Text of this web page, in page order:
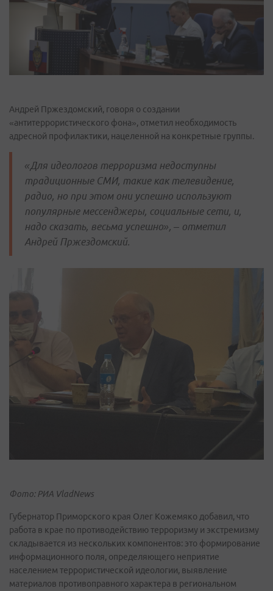
Андрей Пржездомский, говоря о создании
«антитеррористического фона», отметил необходимость
адресной профилактики, нацеленной на конкретные группы.
«Для идеологов терроризма недоступны
традиционные СМИ, такие как телевидение,
радио, но при этом они успешно используют
популярные мессенджеры, социальные сети, и,
надо сказать, весьма успешно», – отметил
Андрей Пржездомский.
Фото: РИА VladNews
Губернатор Приморского края Олег Кожемяко добавил, что
работа в крае по противодействию терроризму и экстремизму
складывается из нескольких компонентов: это формирование
информационного поля, определяющего неприятие
населением террористической идеологии, выявление
материалов противоправного характера в региональном